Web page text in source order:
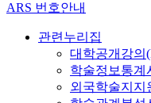
ARS 번호안내
관련누리집
대학공개강의
학술정보통계
외국학술지지